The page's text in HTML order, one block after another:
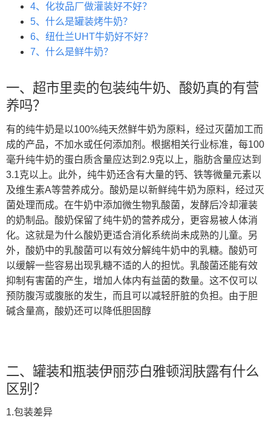
4、化妆品厂做灌装好不好？
5、什么是罐装烤牛奶？
6、纽仕兰UHT牛奶好不好？
7、什么是鲜牛奶？
一、超市里卖的包装纯牛奶、酸奶真的有营
养吗？
有的纯牛奶是以100%纯天然鲜牛奶为原料，经过灭菌加工而
成的产品，不加水或任何添加剂。根据相关行业标准，每100
毫升纯牛奶的蛋白质含量应达到2.9克以上，脂肪含量应达到
3.1克以上。此外，纯牛奶还含有大量的钙、铁等微量元素以
及维生素A等营养成分。酸奶是以新鲜纯牛奶为原料，经过灭
菌处理而成。在牛奶中添加微生物乳酸菌，发酵后冷却灌装
的奶制品。酸奶保留了纯牛奶的营养成分，更容易被人体消
化。这就是为什么酸奶更适合消化系统尚未成熟的儿童。另
外，酸奶中的乳酸菌可以有效分解纯牛奶中的乳糖。酸奶可
以缓解一些容易出现乳糖不适的人的担忧。乳酸菌还能有效
抑制有害菌的产生，增加人体内有益菌的数量。这不仅可以
预防腹泻或腹胀的发生，而且可以减轻肝脏的负担。由于胆
碱含量高，酸奶还可以降低胆固醇
二、罐装和瓶装伊丽莎白雅顿润肤露有什么
区别？
1.包装差异